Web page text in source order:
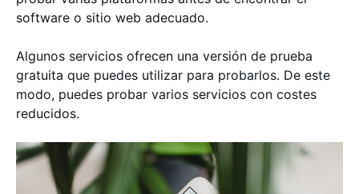
software o sitio web adecuado.
Algunos servicios ofrecen una versión de prueba
gratuita que puedes utilizar para probarlos. De este
modo, puedes probar varios servicios con costes
reducidos.